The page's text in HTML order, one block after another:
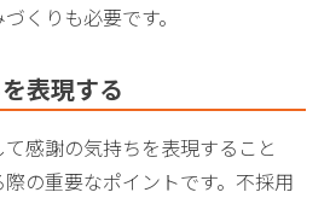
くりも必要です。
表現する
感謝の気持ちを表現すること
の重要なポイントです。不採用